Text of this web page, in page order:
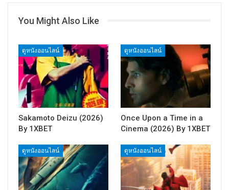
You Might Also Like
ดูหนังออนไลน์
Sakamoto Deizu (2026)
By 1XBET
ดูหนังออนไลน์
Once Upon a Time in a
Cinema (2026) By 1XBET
ดูหนังออนไลน์ ดูหนังออนไลน์